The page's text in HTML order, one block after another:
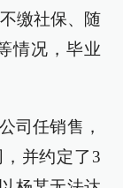
缴社保、随
情况，毕业
司任销售，
并约定了3